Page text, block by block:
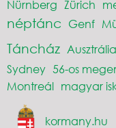
Nürnberg Zürich
néptánc Genf
Táncház Ausztrália
Sydney 56-os
Montreál magyar
kormany.hu